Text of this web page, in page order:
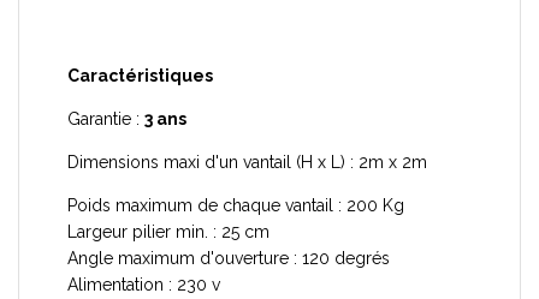
Caractéristiques
Garantie : 3 ans
Dimensions maxi d'un vantail (H x L) : 2m x 2m
Poids maximum de chaque vantail : 200 Kg
Largeur pilier min. : 25 cm
Angle maximum d'ouverture : 120 degrés
Alimentation : 230 v